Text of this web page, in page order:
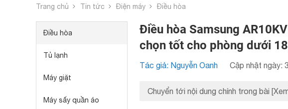
Trang chủ Tin tức Điện máy Điều hòa
Điều hòa
Tủ lạnh
Máy giặt
Máy sấy quần áo
Điều hòa Samsung
chọn tốt cho phòng dưới
Tác giả: Nguyễn Oanh Cập nhật ngày:
Chuyển tới nội dung chính trong bài